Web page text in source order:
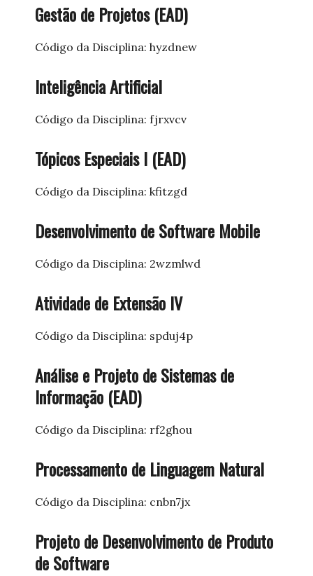
Gestão de Projetos (EAD)
Código da Disciplina: hyzdnew
Inteligência Artificial
Código da Disciplina: fjrxvcv
Tópicos Especiais I (EAD)
Código da Disciplina: kfitzgd
Desenvolvimento de Software Mobile
Código da Disciplina: 2wzmlwd
Atividade de Extensão IV
Código da Disciplina: spduj4p
Análise e Projeto de Sistemas de
Informação (EAD)
Código da Disciplina: rf2ghou
Processamento de Linguagem Natural
Código da Disciplina: cnbn7jx
Projeto de Desenvolvimento de Produto
de Software